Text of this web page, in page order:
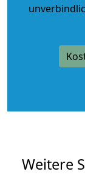
Weitere